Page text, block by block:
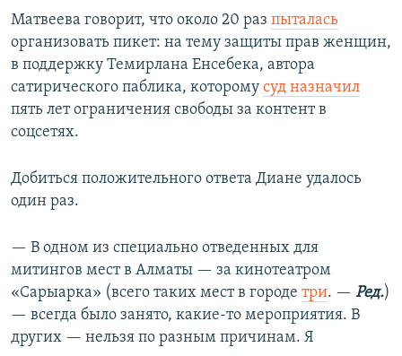
Матвеева говорит, что около 20 раз пыталась
организовать пикет: на тему защиты прав женщин,
в поддержку Темирлана Енсебека, автора
сатирического паблика, которому суд назначил
пять лет ограничения свободы за контент в
соцсетях.
Добиться положительного ответа Диане удалось
один раз.
— В одном из специально отведенных для
митингов мест в Алматы — за кинотеатром
«Сарыарка» (всего таких мест в городе три. — Ред.)
— всегда было занято, какие-то мероприятия. В
других — нельзя по разным причинам. Я